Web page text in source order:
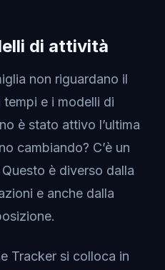
di attività
non riguardano il
e i modelli di
è stato attivo l’ultima
cambiando? C’è un
è diverso dalla
e anche dalla
Tracker si colloca in